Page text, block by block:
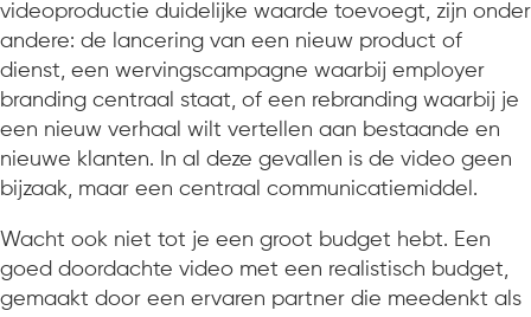
videoproductie duidelijke waarde toevoegt, zijn onder
andere: de lancering van een nieuw product of
dienst, een wervingscampagne waarbij employer
branding centraal staat, of een rebranding waarbij je
een nieuw verhaal wilt vertellen aan bestaande en
nieuwe klanten. In al deze gevallen is de video geen
bijzaak, maar een centraal communicatiemiddel.
Wacht ook niet tot je een groot budget hebt. Een
goed doordachte video met een realistisch budget,
gemaakt door een ervaren partner die meedenkt als